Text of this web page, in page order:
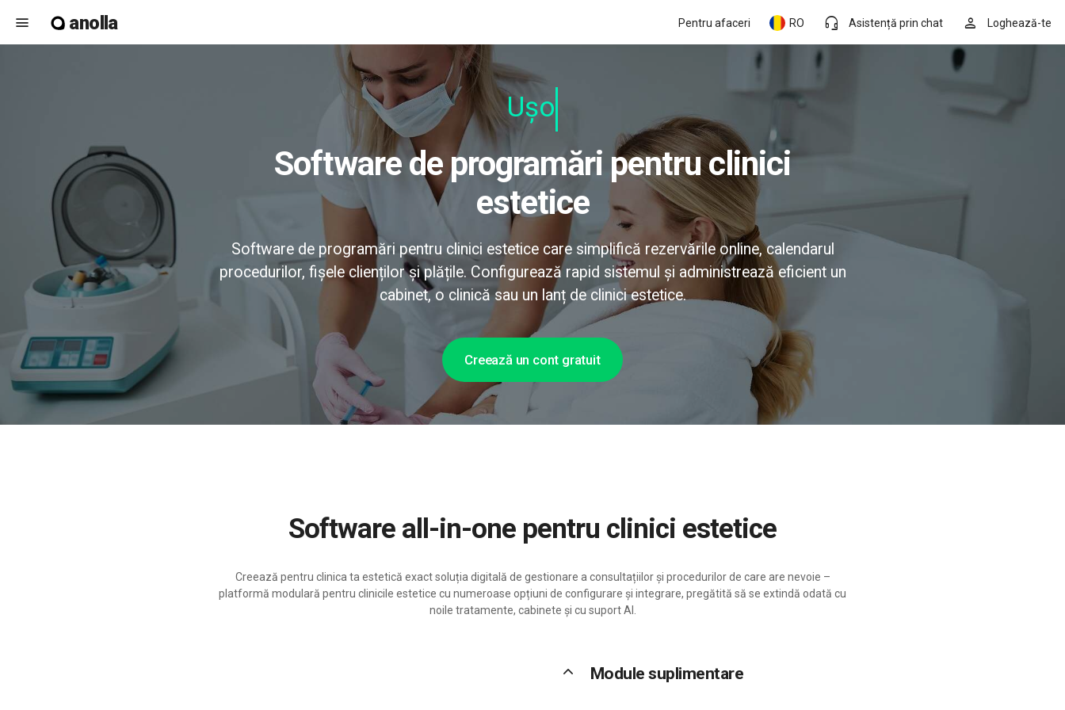
menu anolla person Loghează-te
headset_mic Asistență prin chat
RO
Pentru afaceri
Ușor de
Software de programări pentru clinici
estetice
Software de programări pentru clinici estetice care simplifică rezervările online, calendarul
procedurilor, fișele clienților și plățile. Configurează rapid sistemul și administrează eficient un
cabinet, o clinică sau un lanț de clinici estetice.
Creează un cont gratuit
Software all-in-one pentru clinici estetice
Creează pentru clinica ta estetică exact soluția digitală de gestionare a consultațiilor și procedurilor de care are nevoie –
platformă modulară pentru clinicile estetice cu numeroase opțiuni de configurare și integrare, pregătită să se extindă odată cu
noile tratamente, cabinete și cu suport AI.
keyboard_arrow_up Module suplimentare